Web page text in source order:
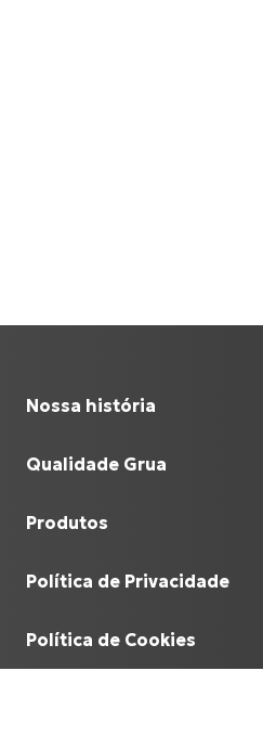
Nossa história
Qualidade Grua
Produtos
Política de Privacidade
Política de Cookies